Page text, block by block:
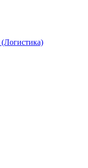
(Логистика)